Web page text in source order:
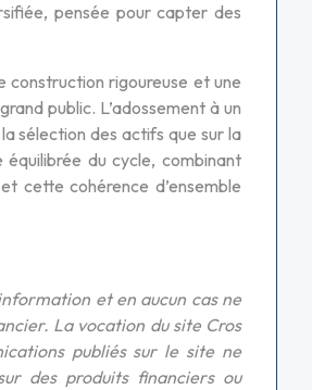
pensée pour capter des
construction rigoureuse et une
public. L’adossement à un
sélection des actifs que sur la
du cycle, combinant
cette cohérence d’ensemble
et en aucun cas ne
La vocation du site Cros
publiés sur le site ne
des produits financiers ou